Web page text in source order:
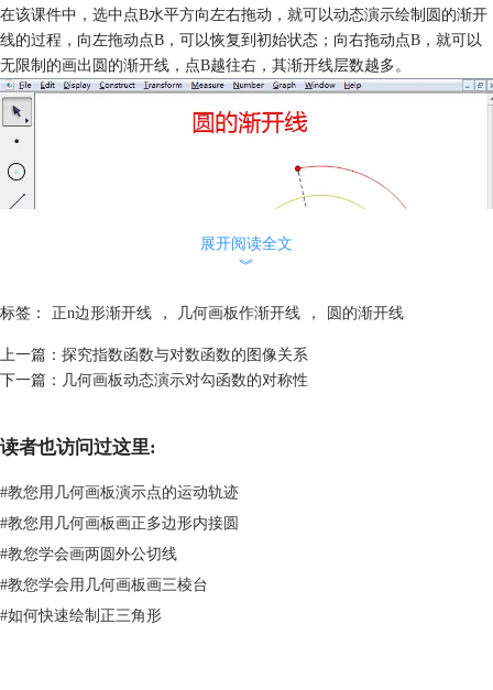
在该课件中，选中点B水平方向左右拖动，就可以动态演示绘制圆的渐开
线的过程，向左拖动点B，可以恢复到初始状态；向右拖动点B，就可以
无限制的画出圆的渐开线，点B越往右，其渐开线层数越多。
向。如果学生们对圆的渐开线原理理解不透彻的话，是很难在做题中去应
用的，所以老师门借助该课件向学生们讲解清楚是很有必要的。正n边形
也是有的渐开线，也可以用几何画板制作，具体可参考：
示正n边形的渐开线。
展开阅读全文
︾
标签： 正n边形渐开线 ， 几何画板作渐开线 ， 圆的渐开线
上一篇： 探究指数函数与对数函数的图像关系
下一篇： 几何画板动态演示对勾函数的对称性
读者也访问过这里:
#教您用几何画板演示点的运动轨迹
#教您用几何画板画正多边形内接圆
#教您学会画两圆外公切线
#教您学会用几何画板画三棱台
#如何快速绘制正三角形